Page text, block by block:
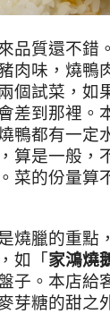
品質還不錯
肉味，燒鴨
個試菜，如
差到那裡。
鴨都有一定
，算是一般 ，
。菜的份量算
燒臘的重點
如「 家鴻燒
子。本店給
芽糖的甜之